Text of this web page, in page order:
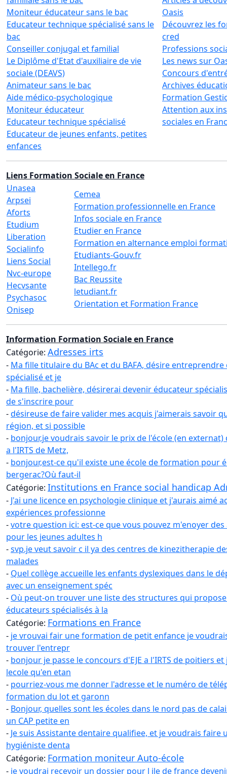
Moniteur éducateur sans le bac
Educateur technique spécialisé sans le
bac
Conseiller conjugal et familial
Le Diplôme d'Etat d'auxiliaire de vie
sociale (DEAVS)
Animateur sans le bac
Aide médico-psychologique
Moniteur éducateur
Educateur technique spécialisé
Educateur de jeunes enfants, petites
enfances
Oasis
Découvrez les
cred
Professions
Les news sur
Concours
Archives
Formation
Attention aux
sociales en
Liens Formation Sociale en France
Unasea
Arpsei
Aforts
Etudium
Liberation
Socialinfo
Liens Social
Nvc-europe
Hecvsante
Psychasoc
Onisep
Cemea
Formation professionnelle en France
Infos sociale en France
Etudier en France
Formation en alternance emploi
Etudiants-Gouv.fr
Intellego.fr
Bac Reussite
letudiant.fr
Orientation et Formation France
Information Formation Sociale en France
Catégorie: Adresses irts
- Ma fille titulaire du BAc et du BAFA, désire
spécialisé et je
- Ma fille, bachelière, désirerai devenir éducateur
de s'inscrire pour
-désireuse de faire valider mes acquis j'aimerais savoir
région, et si possible
- bonjour,je voudrais savoir le prix de l'école (en
a l'IRTS de Metz,
- bonjour,est-ce qu'il existe une école de formation pour
bergerac?Où faut-il
Catégorie: Institutions en France social handicap
- J'ai une licence en psychologie clinique et j'aurais aimé
expériences professionne
-votre question ici: est-ce que vous pouvez m'enoyer
pour les jeunes adultes h
-svp.je veut savoir c il ya des centres de kinezitherapie
malades
- Quel collège accueille les enfants dyslexiques dans le
avec un enseignement spéc
- Où peut-on trouver une liste des structures qui
éducateurs spécialisés à la
Catégorie: Formations en France
- je vrouvai fair une formation de petit enfance je
trouver l'entrepr
- bonjour je passe le concours d'EJE a l'IRTS de poitiers
lecole qu'en etan
- pourriez-vous me donner l'adresse et le numéro de
formation du lot et garonn
- Bonjour, quelles sont les écoles dans le nord pas de
un CAP petite en
- Je suis Assistante dentaire qualifiee, et je voudrais
hygiéniste denta
Catégorie: Formation moniteur Auto-école
- je voudrai recevoir un dossier pour l ile de france